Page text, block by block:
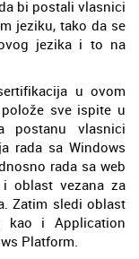
bi postali vlasnici
jeziku, tako da se
jezika i to na
u ovom
sve ispite u
vlasnici
rada sa Windows
rada sa web
oblast vezana za
Zatim sledi oblast
kao i Application
Platform.